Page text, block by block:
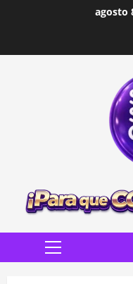
agosto
Menú